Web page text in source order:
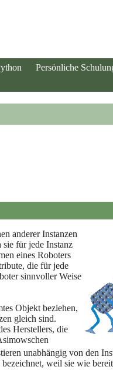
Persönliche
anderer Instanzen
sie für jede Instanz
eines Roboters
die für jede
sinnvoller Weise
Objekt beziehen,
gleich sind.
Herstellers, die
unabhängig von den
weil sie wie